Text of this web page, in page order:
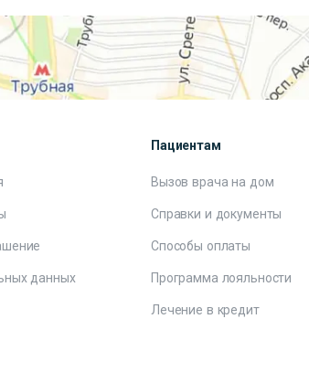
данных
Пациентам
Вызов врача на дом
Справки и документы
Способы оплаты
Программа лояльности
Лечение в кредит